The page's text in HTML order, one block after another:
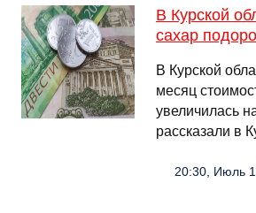
В Курской
сахар
В Курской
месяц
увеличилась
рассказали в
20:30, Июль